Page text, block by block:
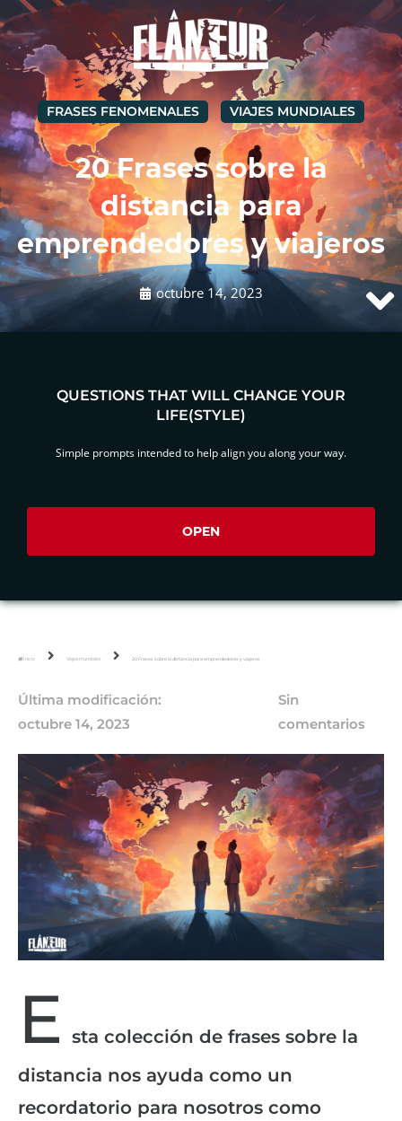
FRASES FENOMENALES VIAJES MUNDIALES
20 Frases sobre la
distancia para
emprendedores y viajeros
octubre 14, 2023
QUESTIONS THAT WILL CHANGE YOUR
LIFE(STYLE)
Simple prompts intended to help align you along your way.
OPEN
Inicio Viajes mundiales 20 Frases sobre la distancia para emprendedores y viajeros
Última modificación:
octubre 14, 2023
Sin
comentarios
E sta colección de frases sobre la
distancia nos ayuda como un
recordatorio para nosotros como